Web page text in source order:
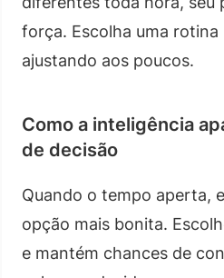
força. Escolha uma rotina
ajustando aos poucos.
Como a inteligência
de decisão
Quando o tempo aperta,
opção mais bonita.
e mantém chances de